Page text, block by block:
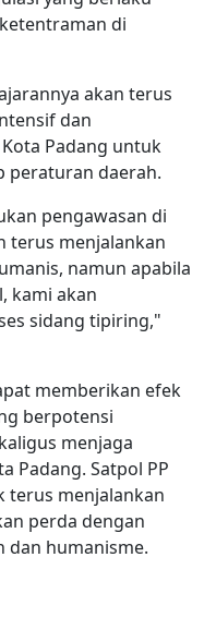
di
akan terus
dan
Padang untuk
peraturan daerah.
pengawasan di
terus menjalankan
namun apabila
kami akan
sidang tipiring,"
memberikan efek
berpotensi
menjaga
Padang. Satpol PP
terus menjalankan
perda dengan
dan humanisme.